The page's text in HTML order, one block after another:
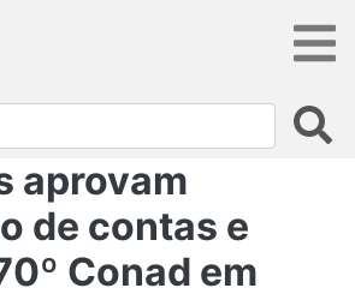
aprovam
de contas e
Conad em